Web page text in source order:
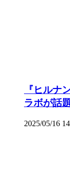
『ヒルナ
ラボが話
2025/05/16